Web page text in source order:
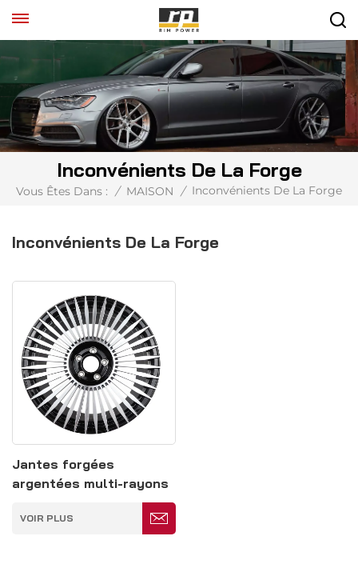
Inconvénients De La Forge
Vous Êtes Dans : / MAISON / Inconvénients De La Forge
Inconvénients De La Forge
Jantes forgées
argentées multi-rayons
24 pouces 5*150 mm
VOIR PLUS